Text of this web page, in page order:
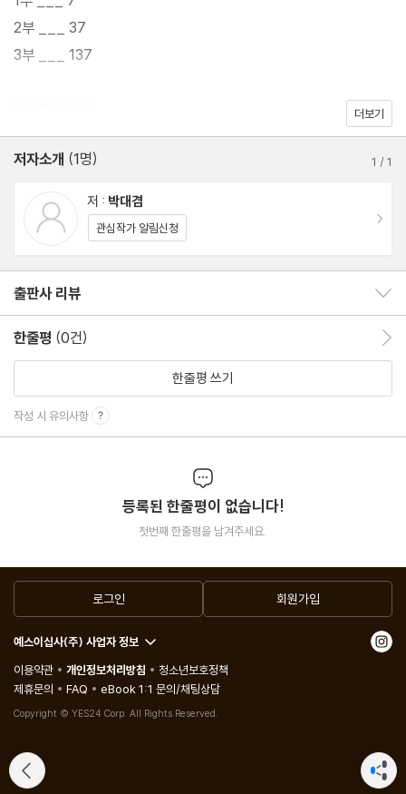
은 내려앉고 있고, 온통 푹푹 발이 빠지는 사막길에, 숨은 점점 메말
라 간다. 한계다. 얼른 이곳을 벗어나야 해. 누가 길이라도 좀 알려주
눈앞에 펼쳐지는 대로 흘러가는 환장의 원더랜드, 도대체 어디까지
이어지는 거야!
2부 ___ 37
3부 ___ 137
더보기
저자소개 (1명) 1 /1
저 : 박대겸
관심작가 알림신청
출판사 리뷰
한줄평 (0건)
한줄평 쓰기
작성 시 유의사항
등록된 한줄평이 없습니다!
첫번째 한줄평을 남겨주세요.
로그인 회원가입
예스이십사(주) 사업자 정보
이용약관
개인정보처리방침
청소년보호정책
제휴문의
FAQ eBook 1:1 문의/채팅상담
Copyright © YES24 Corp. All Rights Reserved.